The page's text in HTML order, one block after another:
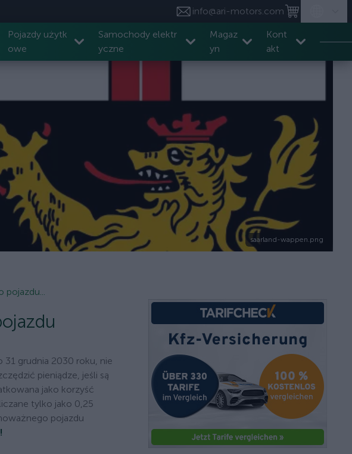
info@ari-motors.com
Pojazdy użytk
owe
Samochody elektr
yczne
Magaz
yn
Kont
akt
saarland-wappen.png
pojazdu...
grudnia 2030 roku, nie
pieniądze, jeśli są
jako korzyść
tylko jako 0,25
pojazdu